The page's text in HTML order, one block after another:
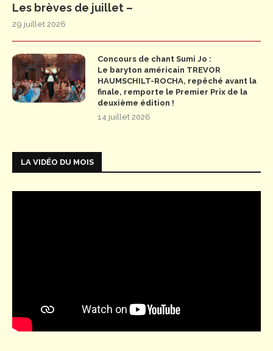
Les brèves de juillet –
29 juillet 2026
Concours de chant Sumi Jo :
Le baryton américain TREVOR
HAUMSCHILT-ROCHA, repêché avant la
finale, remporte le Premier Prix de la
deuxième édition !
14 juillet 2026
LA VIDÉO DU MOIS